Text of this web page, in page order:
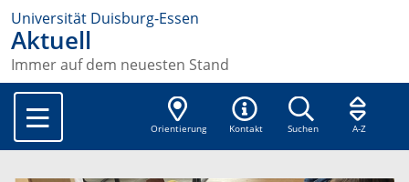
Universität Duisburg-Essen
Aktuell
Immer auf dem neuesten Stand
Orientierung Kontakt Suchen A-Z